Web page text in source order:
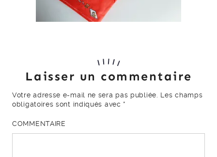
Laisser un commentaire
Votre adresse e-mail ne sera pas publiée.
Les champs
obligatoires sont indiqués avec *
COMMENTAIRE